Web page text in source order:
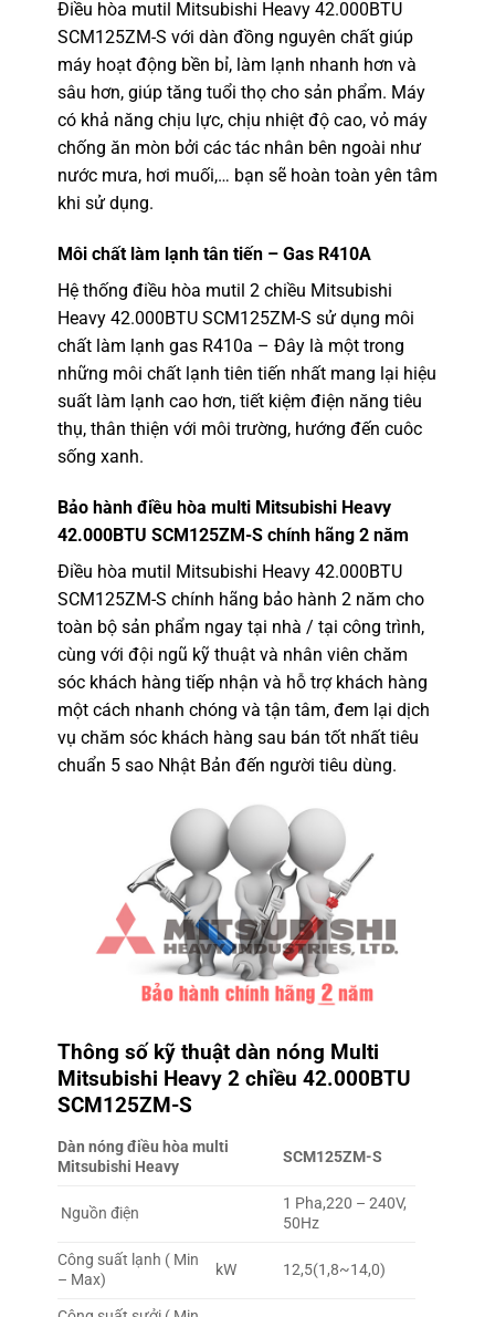
Điều hòa mutil Mitsubishi Heavy 42.000BTU
SCM125ZM-S với dàn đồng nguyên chất giúp
máy hoạt động bền bỉ, làm lạnh nhanh hơn và
sâu hơn, giúp tăng tuổi thọ cho sản phẩm. Máy
có khả năng chịu lực, chịu nhiệt độ cao, vỏ máy
chống ăn mòn bởi các tác nhân bên ngoài như
nước mưa, hơi muối,… bạn sẽ hoàn toàn yên tâm
khi sử dụng.
Môi chất làm lạnh tân tiến – Gas R410A
Hệ thống điều hòa mutil 2 chiều Mitsubishi
Heavy 42.000BTU SCM125ZM-S sử dụng môi
chất làm lạnh gas R410a – Đây là một trong
những môi chất lạnh tiên tiến nhất mang lại hiệu
suất làm lạnh cao hơn, tiết kiệm điện năng tiêu
thụ, thân thiện với môi trường, hướng đến cuôc
sống xanh.
Bảo hànhđiều hòa multi Mitsubishi Heavy
42.000BTU SCM125ZM-Schính hãng 2 năm
Điều hòa mutil Mitsubishi Heavy 42.000BTU
SCM125ZM-S chính hãng bảo hành 2 năm cho
toàn bộ sản phẩm ngay tại nhà / tại công trình,
cùng với đội ngũ kỹ thuật và nhân viên chăm
sóc khách hàng tiếp nhận và hỗ trợ khách hàng
một cách nhanh chóng và tận tâm, đem lại dịch
vụ chăm sóc khách hàng sau bán tốt nhất tiêu
chuẩn 5 sao Nhật Bản đến người tiêu dùng.
Thông số kỹ thuật dàn nóng Multi
Mitsubishi Heavy2 chiều 42.000BTU
SCM125ZM-S
Dàn nóng điều hòa multi
Mitsubishi Heavy
SCM125ZM-S
Nguồn điện
1 Pha,220 – 240V,
50Hz
Công suất lạnh ( Min
– Max)
kW 12,5(1,8~14,0)